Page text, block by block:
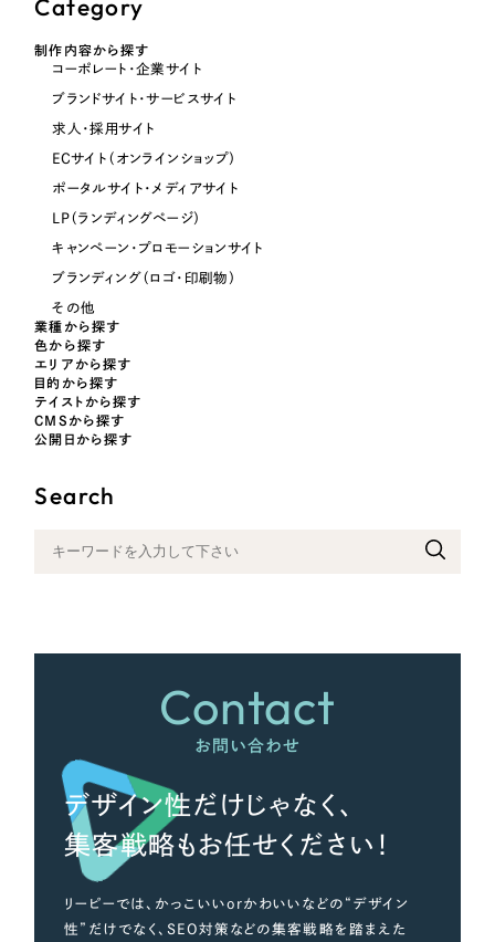
オレンジ・橙色
ブルー・青色
パープル・紫色
ピンク・桃色
カラフル・多色
その他
Category
制作内容から探す
コーポレート・企業サイト
ブランドサイト・サービスサイト
求人・採用サイト
ECサイト（オンラインショップ）
ポータルサイト・メディアサイト
LP（ランディングページ）
キャンペーン・プロモーションサイト
ブランディング（ロゴ・印刷物）
その他
業種から探す
色から探す
エリアから探す
目的から探す
テイストから探す
CMSから探す
公開日から探す
Search
Contact
お問い合わせ
デザイン性だけじゃなく、
集客戦略もお任せください！
リーピーでは、かっこいいorかわいいなどの“デザイン
性”だけでなく、SEO対策などの集客戦略を踏まえた